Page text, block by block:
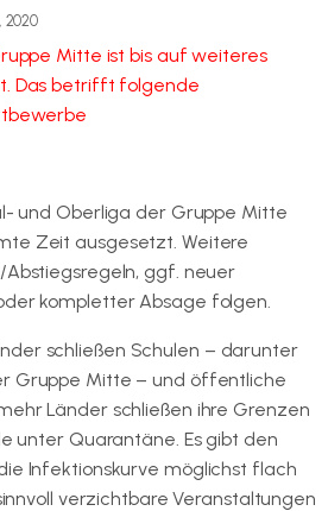
2020
Mitte ist bis auf weiteres
Das betrifft folgende
und Oberliga der Gruppe Mitte
Zeit ausgesetzt. Weitere
ggf. neuer
kompletter Absage folgen.
schließen Schulen – darunter
Gruppe Mitte – und öffentliche
Länder schließen ihre Grenzen
unter Quarantäne. Es gibt den
Infektionskurve möglichst flach
verzichtbare Veranstaltungen